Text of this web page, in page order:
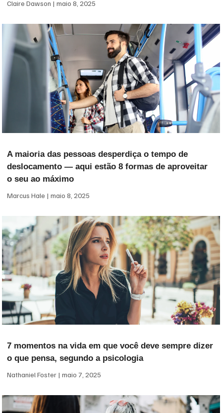
Claire Dawson maio 8, 2025
A maioria das pessoas desperdiça o tempo de
deslocamento — aqui estão 8 formas de aproveitar
o seu ao máximo
Marcus Hale maio 8, 2025
7 momentos na vida em que você deve sempre dizer
o que pensa, segundo a psicologia
Nathaniel Foster maio 7, 2025